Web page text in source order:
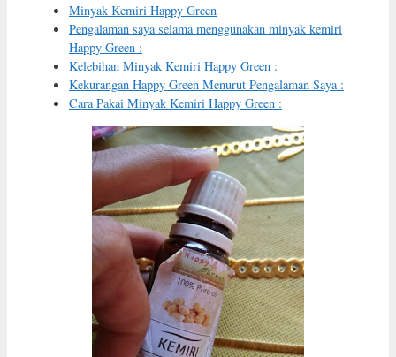
Minyak Kemiri Happy Green
Pengalaman saya selama menggunakan minyak kemiri
Happy Green :
Kelebihan Minyak Kemiri Happy Green :
Kekurangan Happy Green Menurut Pengalaman Saya :
Cara Pakai Minyak Kemiri Happy Green :